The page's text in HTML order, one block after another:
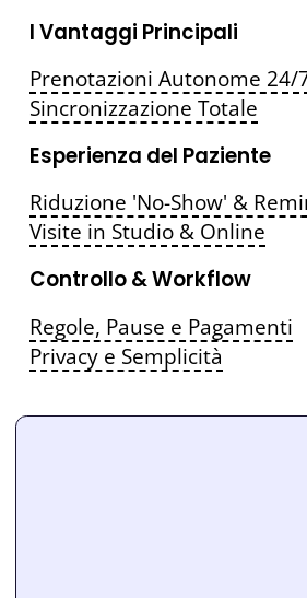
I Vantaggi Principali
Prenotazioni Autonome 24/
Sincronizzazione Totale
Esperienza del Paziente
Riduzione 'No-Show' &
Visite in Studio & Online
Controllo & Workflow
Regole, Pause e Pagamenti
Privacy e Semplicità